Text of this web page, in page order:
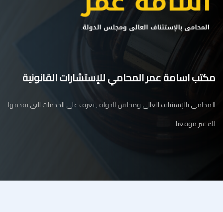
مكتب اسامة عمر المحامي للإستشارات القانونية
المحامي بالإستئناف العالى ومجلس الدولة , تعرف على الخدمات التى نقدمها
لك عبر موقعنا